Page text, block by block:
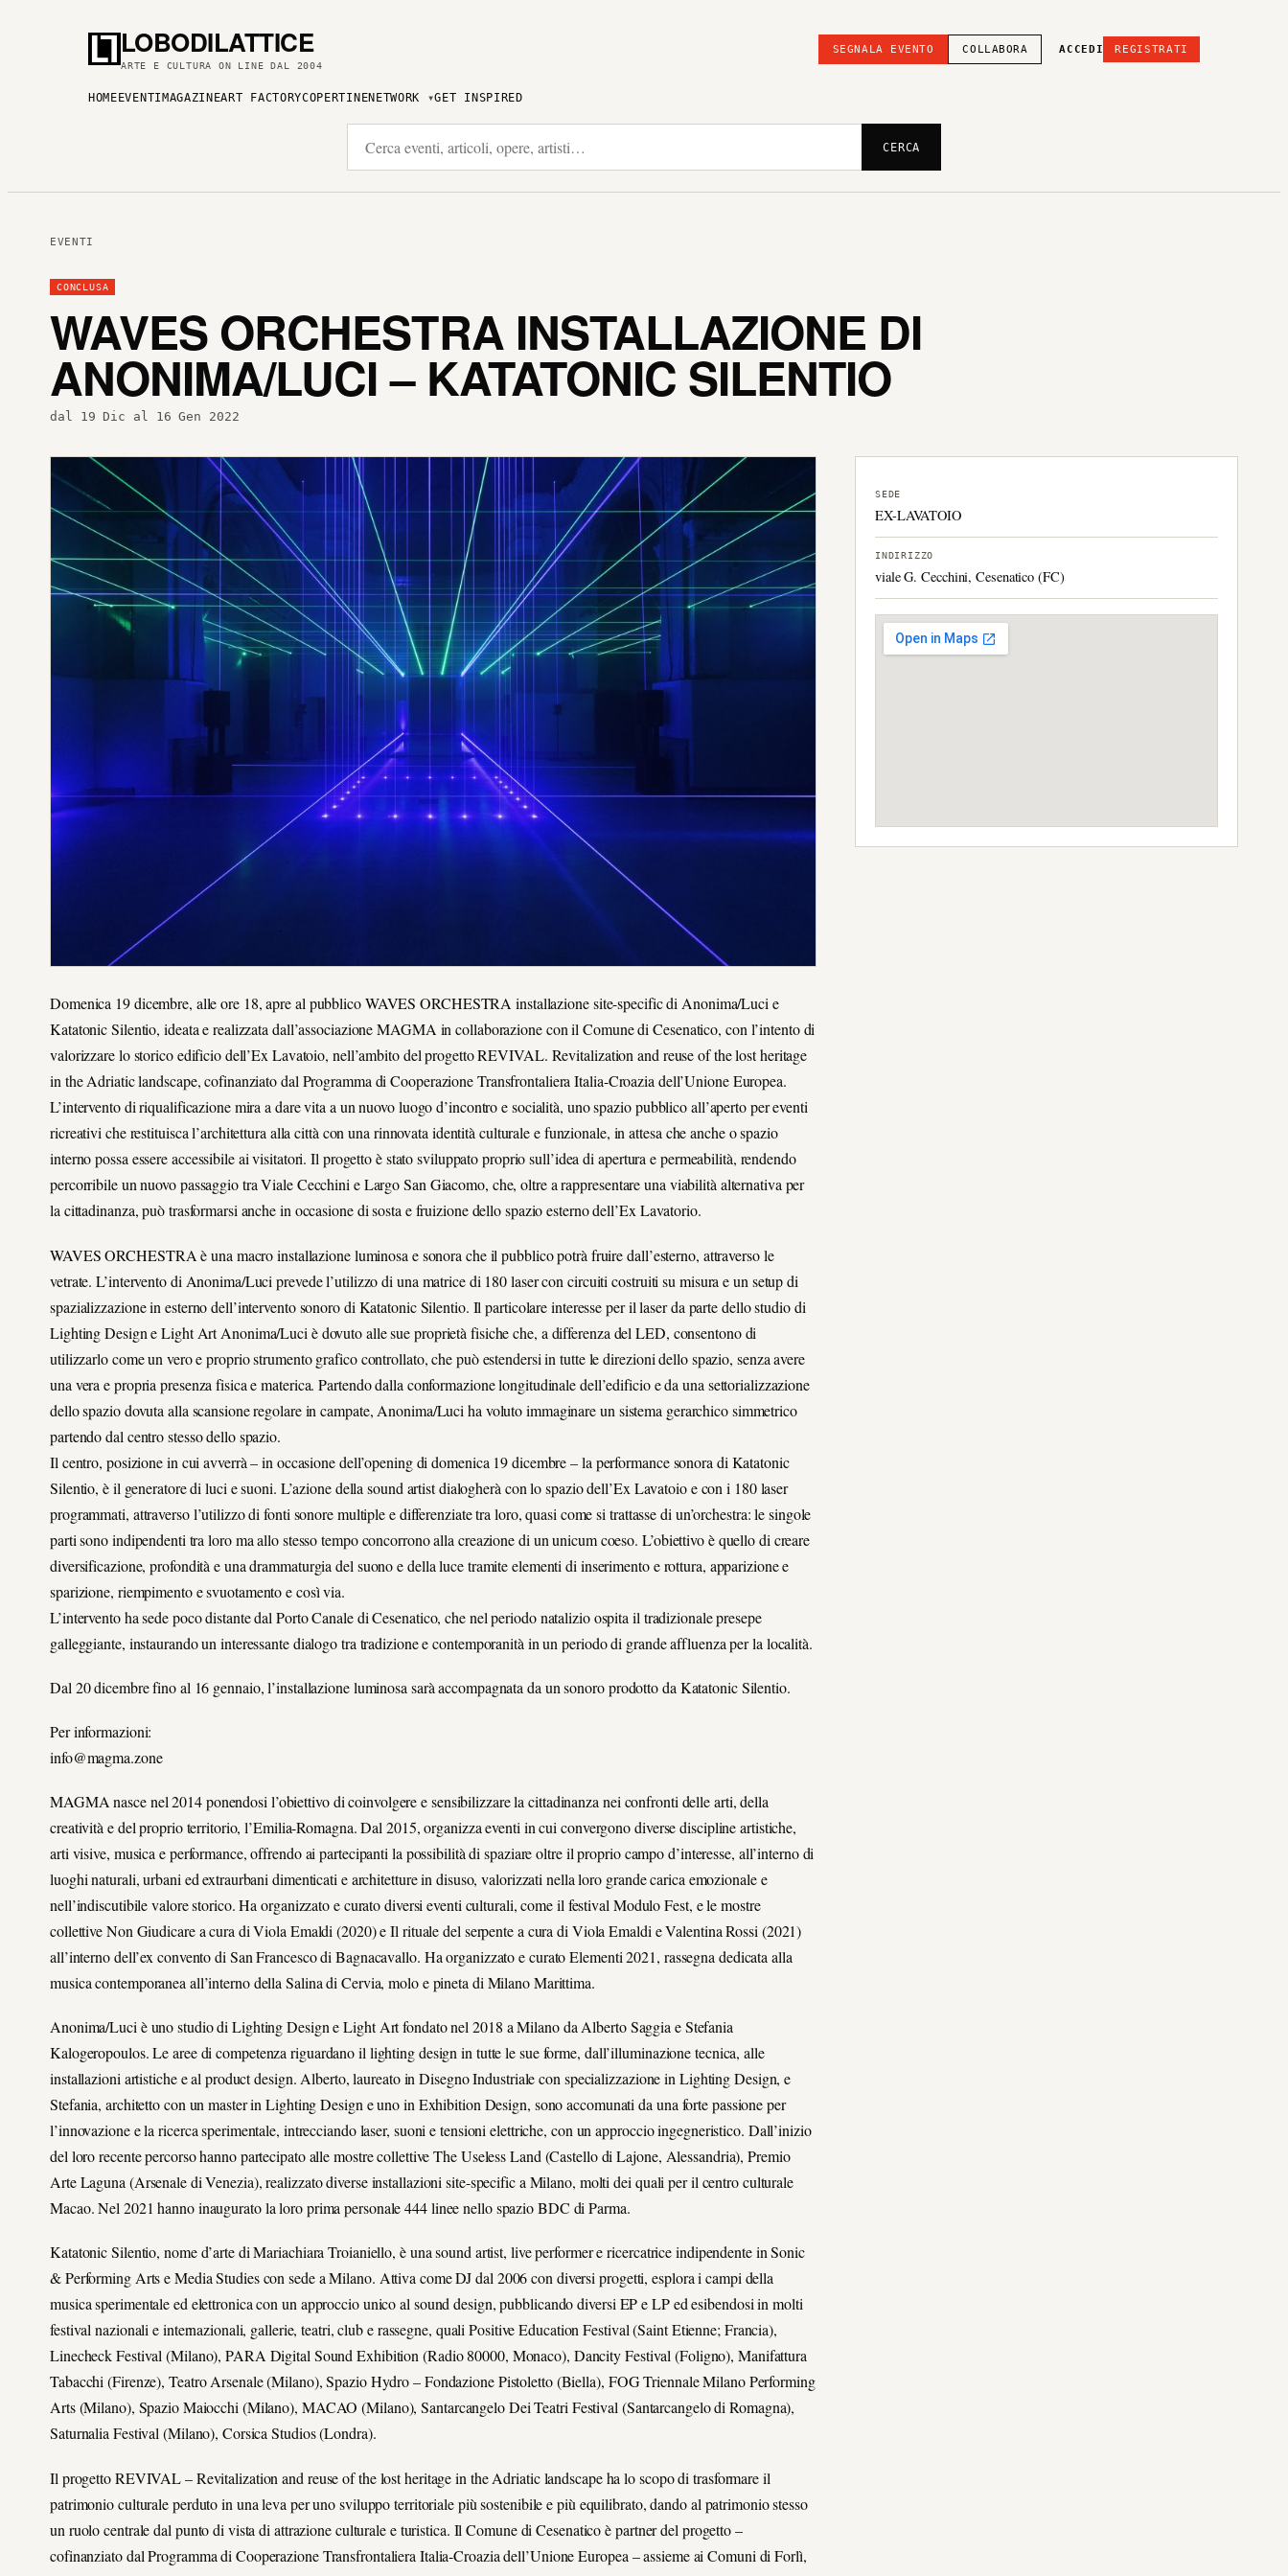
LOBODILATTICE
ARTE E CULTURA ON LINE DAL 2004
SEGNALA EVENTO COLLABORA ACCEDI REGISTRATI
HOME EVENTI MAGAZINEART FACTORYCOPERTINENETWORK GET INSPIRED
CERCA
EVENTI
CONCLUSA
WAVES ORCHESTRA INSTALLAZIONE DI
ANONIMA/LUCI – KATATONIC SILENTIO
dal 19 Dic al 16 Gen 2022
Domenica 19 dicembre, alle ore 18, apre al pubblico WAVES ORCHESTRA installazione site-specific di Anonima/Luci e
Katatonic Silentio, ideata e realizzata dall’associazione MAGMA in collaborazione con il Comune di Cesenatico, con l’intento di
valorizzare lo storico edificio dell’Ex Lavatoio, nell’ambito del progetto REVIVAL. Revitalization and reuse of the lost heritage
in the Adriatic landscape, cofinanziato dal Programma di Cooperazione Transfrontaliera Italia-Croazia dell’Unione Europea.
L’intervento di riqualificazione mira a dare vita a un nuovo luogo d’incontro e socialità, uno spazio pubblico all’aperto per eventi
ricreativi che restituisca l’architettura alla città con una rinnovata identità culturale e funzionale, in attesa che anche o spazio
interno possa essere accessibile ai visitatori. Il progetto è stato sviluppato proprio sull’idea di apertura e permeabilità, rendendo
percorribile un nuovo passaggio tra Viale Cecchini e Largo San Giacomo, che, oltre a rappresentare una viabilità alternativa per
la cittadinanza, può trasformarsi anche in occasione di sosta e fruizione dello spazio esterno dell’Ex Lavatorio.
WAVES ORCHESTRA è una macro installazione luminosa e sonora che il pubblico potrà fruire dall’esterno, attraverso le
vetrate. L’intervento di Anonima/Luci prevede l’utilizzo di una matrice di 180 laser con circuiti costruiti su misura e un setup di
spazializzazione in esterno dell’intervento sonoro di Katatonic Silentio. Il particolare interesse per il laser da parte dello studio di
Lighting Design e Light Art Anonima/Luci è dovuto alle sue proprietà fisiche che, a differenza del LED, consentono di
utilizzarlo come un vero e proprio strumento grafico controllato, che può estendersi in tutte le direzioni dello spazio, senza avere
una vera e propria presenza fisica e materica. Partendo dalla conformazione longitudinale dell’edificio e da una settorializzazione
dello spazio dovuta alla scansione regolare in campate, Anonima/Luci ha voluto immaginare un sistema gerarchico simmetrico
partendo dal centro stesso dello spazio.
Il centro, posizione in cui avverrà – in occasione dell’opening di domenica 19 dicembre – la performance sonora di Katatonic
Silentio, è il generatore di luci e suoni. L’azione della sound artist dialogherà con lo spazio dell’Ex Lavatoio e con i 180 laser
programmati, attraverso l’utilizzo di fonti sonore multiple e differenziate tra loro, quasi come si trattasse di un’orchestra: le singole
parti sono indipendenti tra loro ma allo stesso tempo concorrono alla creazione di un unicum coeso. L’obiettivo è quello di creare
diversificazione, profondità e una drammaturgia del suono e della luce tramite elementi di inserimento e rottura, apparizione e
sparizione, riempimento e svuotamento e così via.
L’intervento ha sede poco distante dal Porto Canale di Cesenatico, che nel periodo natalizio ospita il tradizionale presepe
galleggiante, instaurando un interessante dialogo tra tradizione e contemporanità in un periodo di grande affluenza per la località.
Dal 20 dicembre fino al 16 gennaio, l’installazione luminosa sarà accompagnata da un sonoro prodotto da Katatonic Silentio.
Per informazioni:
info@magma.zone
MAGMA nasce nel 2014 ponendosi l’obiettivo di coinvolgere e sensibilizzare la cittadinanza nei confronti delle arti, della
creatività e del proprio territorio, l’Emilia-Romagna. Dal 2015, organizza eventi in cui convergono diverse discipline artistiche,
arti visive, musica e performance, offrendo ai partecipanti la possibilità di spaziare oltre il proprio campo d’interesse, all’interno di
luoghi naturali, urbani ed extraurbani dimenticati e architetture in disuso, valorizzati nella loro grande carica emozionale e
nell’indiscutibile valore storico. Ha organizzato e curato diversi eventi culturali, come il festival Modulo Fest, e le mostre
collettive Non Giudicare a cura di Viola Emaldi (2020) e Il rituale del serpente a cura di Viola Emaldi e Valentina Rossi (2021)
all’interno dell’ex convento di San Francesco di Bagnacavallo. Ha organizzato e curato Elementi 2021, rassegna dedicata alla
musica contemporanea all’interno della Salina di Cervia, molo e pineta di Milano Marittima.
Anonima/Luci è uno studio di Lighting Design e Light Art fondato nel 2018 a Milano da Alberto Saggia e Stefania
Kalogeropoulos. Le aree di competenza riguardano il lighting design in tutte le sue forme, dall’illuminazione tecnica, alle
installazioni artistiche e al product design. Alberto, laureato in Disegno Industriale con specializzazione in Lighting Design, e
Stefania, architetto con un master in Lighting Design e uno in Exhibition Design, sono accomunati da una forte passione per
l’innovazione e la ricerca sperimentale, intrecciando laser, suoni e tensioni elettriche, con un approccio ingegneristico. Dall’inizio
del loro recente percorso hanno partecipato alle mostre collettive The Useless Land (Castello di Lajone, Alessandria), Premio
Arte Laguna (Arsenale di Venezia), realizzato diverse installazioni site-specific a Milano, molti dei quali per il centro culturale
Macao. Nel 2021 hanno inaugurato la loro prima personale 444 linee nello spazio BDC di Parma.
Katatonic Silentio, nome d’arte di Mariachiara Troianiello, è una sound artist, live performer e ricercatrice indipendente in Sonic
& Performing Arts e Media Studies con sede a Milano. Attiva come DJ dal 2006 con diversi progetti, esplora i campi della
musica sperimentale ed elettronica con un approccio unico al sound design, pubblicando diversi EP e LP ed esibendosi in molti
festival nazionali e internazionali, gallerie, teatri, club e rassegne, quali Positive Education Festival (Saint Etienne; Francia),
Linecheck Festival (Milano), PARA Digital Sound Exhibition (Radio 80000, Monaco), Dancity Festival (Foligno), Manifattura
Tabacchi (Firenze), Teatro Arsenale (Milano), Spazio Hydro – Fondazione Pistoletto (Biella), FOG Triennale Milano Performing
Arts (Milano), Spazio Maiocchi (Milano), MACAO (Milano), Santarcangelo Dei Teatri Festival (Santarcangelo di Romagna),
Saturnalia Festival (Milano), Corsica Studios (Londra).
Il progetto REVIVAL – Revitalization and reuse of the lost heritage in the Adriatic landscape ha lo scopo di trasformare il
patrimonio culturale perduto in una leva per uno sviluppo territoriale più sostenibile e più equilibrato, dando al patrimonio stesso
un ruolo centrale dal punto di vista di attrazione culturale e turistica. Il Comune di Cesenatico è partner del progetto –
cofinanziato dal Programma di Cooperazione Transfrontaliera Italia-Croazia dell’Unione Europea – assieme ai Comuni di Forlì,
SEDE
EX-LAVATOIO
INDIRIZZO
viale G. Cecchini, Cesenatico (FC)